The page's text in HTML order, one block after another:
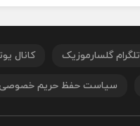
تلگرام گلسارموزیک کانال
سیاست حفظ حریم